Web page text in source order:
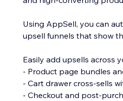
Using AppSell, you can
upsell funnels that show
Easily add upsells across
- Product page bundles
- Cart drawer cross-sells
- Checkout and post-